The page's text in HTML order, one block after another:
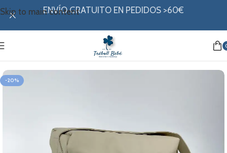
Skip to main contentENVÍO GRATUITO EN PEDIDOS >60€
-20%